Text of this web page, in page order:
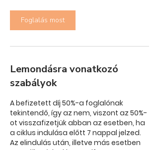
Foglalás most
Lemondásra vonatkozó
szabályok
A befizetett díj 50%-a foglalónak
tekintendő, így az nem, viszont az 50%-
ot visszafizetjük abban az esetben, ha
a ciklus indulása előtt 7 nappal jelzed.
Az elindulás után, illetve más esetben